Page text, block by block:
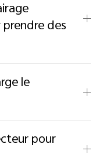
des
le
pour